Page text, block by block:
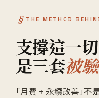
THE METHOD
支撐這一切
是三套被
「月費 + 永續改善」